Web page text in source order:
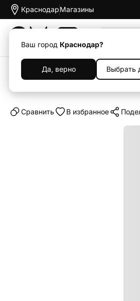
Краснодар
Ваш город Краснодар?
Да, верно Выбрать
Магазины
Каталог Смартфоны
Смартфон Apple
Cравнить В избранное